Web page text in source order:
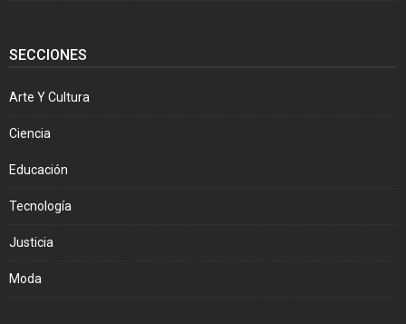
SECCIONES
Arte Y Cultura
Ciencia
Educación
Tecnología
Justicia
Moda